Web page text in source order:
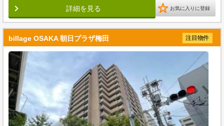
詳細を見る お気に入りに登録
billage OSAKA 朝日プラザ梅田 注目物件